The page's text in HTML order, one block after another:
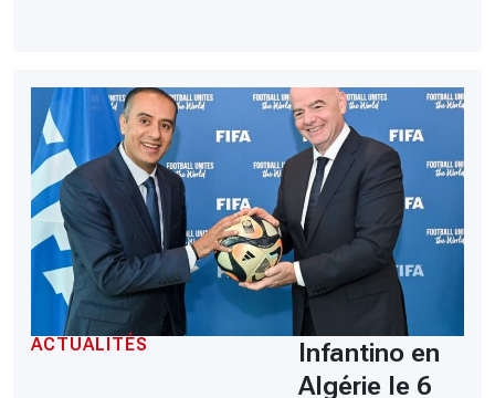
ACTUALITÉS
Infantino en
Algérie le 6